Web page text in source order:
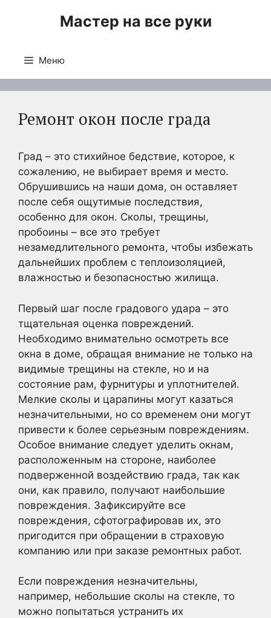
Мастер на все руки
Меню
Ремонт окон после града
Град – это стихийное бедствие, которое, к
сожалению, не выбирает время и место.
Обрушившись на наши дома, он оставляет
после себя ощутимые последствия,
особенно для окон. Сколы, трещины,
пробоины – все это требует
незамедлительного ремонта, чтобы избежать
дальнейших проблем с теплоизоляцией,
влажностью и безопасностью жилища.
Первый шаг после градового удара – это
тщательная оценка повреждений.
Необходимо внимательно осмотреть все
окна в доме, обращая внимание не только на
видимые трещины на стекле, но и на
состояние рам, фурнитуры и уплотнителей.
Мелкие сколы и царапины могут казаться
незначительными, но со временем они могут
привести к более серьезным повреждениям.
Особое внимание следует уделить окнам,
расположенным на стороне, наиболее
подверженной воздействию града, так как
они, как правило, получают наибольшие
повреждения. Зафиксируйте все
повреждения, сфотографировав их, это
пригодится при обращении в страховую
компанию или при заказе ремонтных работ.
Если повреждения незначительны,
например, небольшие сколы на стекле, то
можно попытаться устранить их